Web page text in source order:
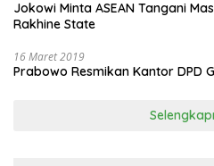
Jokowi Minta ASEAN Tangani
Rakhine State
16 Maret 2019
Prabowo Resmikan Kantor DPD